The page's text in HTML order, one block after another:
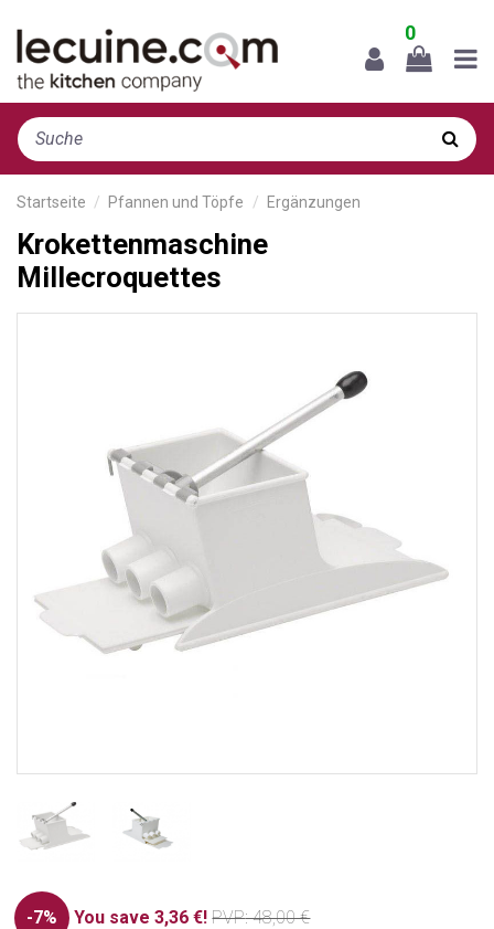
0
Startseite Pfannen und Töpfe Ergänzungen
Krokettenmaschine
Millecroquettes
-7% You save 3,36 €! PVP: 48,00 €